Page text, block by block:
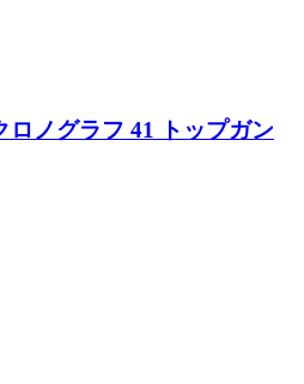
ノグラフ 41 トップガン